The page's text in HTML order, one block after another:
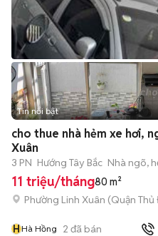
Tin nổi bật
cho thue nhà hẻm xe hơi,
Xuân
3 PN Hướng Tây Bắc Nhà ngõ,
11 triệu/tháng80 m²
Phường Linh Xuân (Quận Thủ
HHà Hồng 2 đã bán